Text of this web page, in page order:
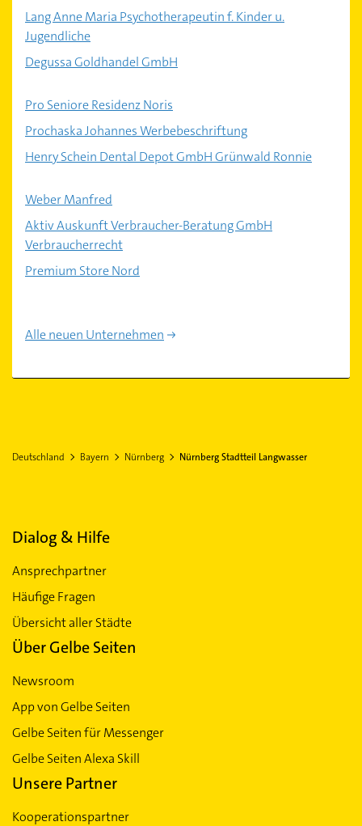
Lang Anne Maria Psychotherapeutin f. Kinder u.
Jugendliche
Degussa Goldhandel GmbH
Pro Seniore Residenz Noris
Prochaska Johannes Werbebeschriftung
Henry Schein Dental Depot GmbH Grünwald Ronnie
Weber Manfred
Aktiv Auskunft Verbraucher-Beratung GmbH
Verbraucherrecht
Premium Store Nord
Alle neuen Unternehmen
Deutschland Bayern Nürnberg Nürnberg Stadtteil Langwasser
Dialog & Hilfe
Ansprechpartner
Häufige Fragen
Übersicht aller Städte
Über Gelbe Seiten
Newsroom
App von Gelbe Seiten
Gelbe Seiten für Messenger
Gelbe Seiten Alexa Skill
Unsere Partner
Kooperationspartner